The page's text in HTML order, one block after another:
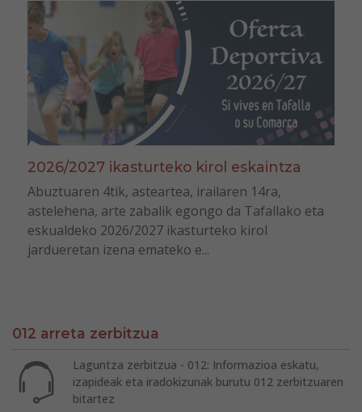
2026/2027 ikasturteko kirol eskaintza
Abuztuaren 4tik, asteartea, irailaren 14ra,
astelehena, arte zabalik egongo da Tafallako eta
eskualdeko 2026/2027 ikasturteko kirol
jardueretan izena emateko e...
012 arreta zerbitzua
Laguntza zerbitzua - 012: Informazioa eskatu,
izapideak eta iradokizunak burutu 012 zerbitzuaren
bitartez